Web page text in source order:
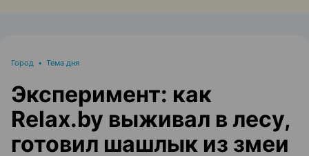
Город • Тема дня
Эксперимент: как
Relax.by выживал в лесу,
готовил шашлык из змеи